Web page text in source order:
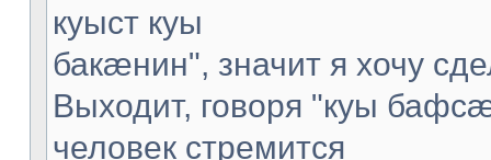
куыст куы
бакæнин", значит я хочу
Выходит, говоря "куы
человек стремится